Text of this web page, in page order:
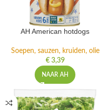
AH American hotdogs
Soepen, sauzen, kruiden, olie
€3,39
NAAR AH